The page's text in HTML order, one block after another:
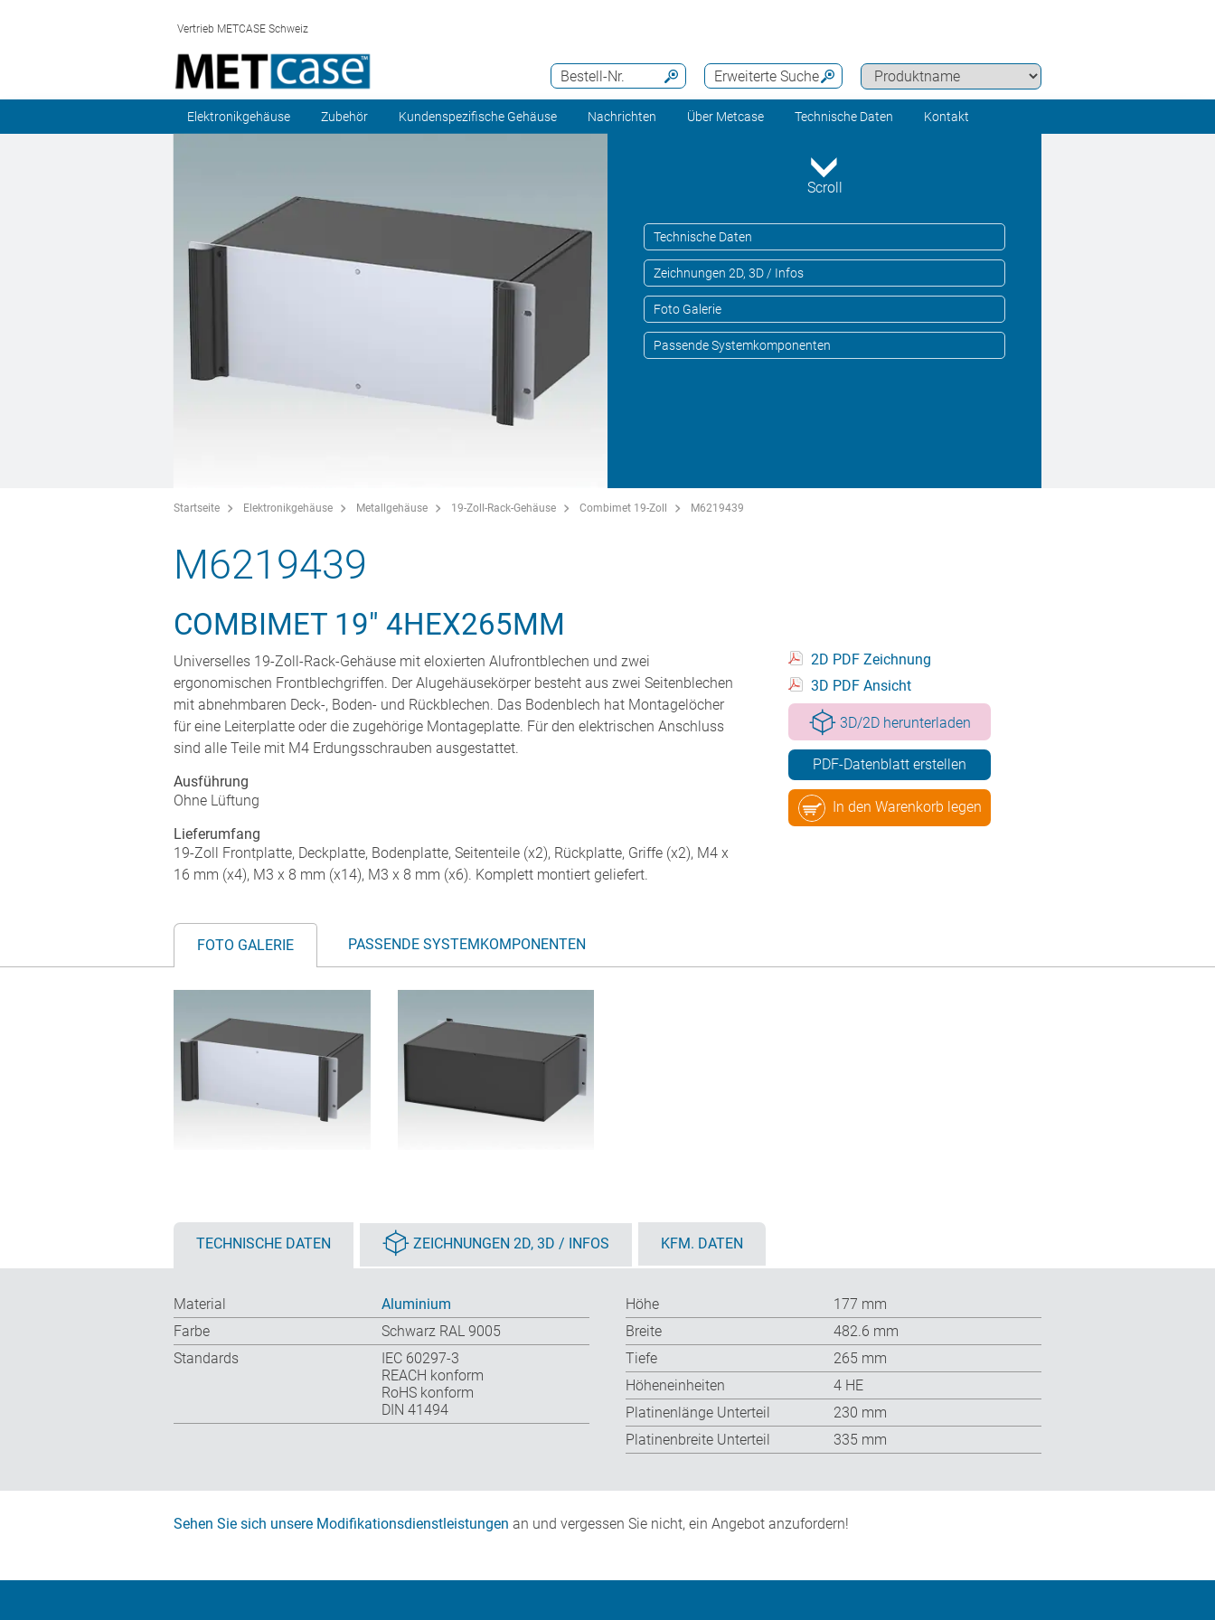
Vertrieb METCASE Schweiz
Erweiterte Suche
Bestell-Nr.
Elektronikgehäuse Zubehör Kundenspezifische Gehäuse Nachrichten Über Metcase Technische Daten Kontakt
Scroll
Technische Daten
Zeichnungen 2D, 3D / Infos
Foto Galerie
Passende Systemkomponenten
Startseite Elektronikgehäuse Metallgehäuse 19-Zoll-Rack-Gehäuse Combimet 19-Zoll M6219439
M6219439
COMBIMET 19" 4HEX265MM
Universelles 19-Zoll-Rack-Gehäuse mit eloxierten Alufrontblechen und zwei
ergonomischen Frontblechgriffen. Der Alugehäusekörper besteht aus zwei Seitenblechen
mit abnehmbaren Deck-, Boden- und Rückblechen. Das Bodenblech hat Montagelöcher
für eine Leiterplatte oder die zugehörige Montageplatte. Für den elektrischen Anschluss
sind alle Teile mit M4 Erdungsschrauben ausgestattet.
Ausführung
Ohne Lüftung
Lieferumfang
19-Zoll Frontplatte, Deckplatte, Bodenplatte, Seitenteile (x2), Rückplatte, Griffe (x2), M4 x
16 mm (x4), M3 x 8 mm (x14), M3 x 8 mm (x6). Komplett montiert geliefert.
2D PDF Zeichnung
3D PDF Ansicht
3D/2D herunterladen
PDF-Datenblatt erstellen
In den Warenkorb legen
FOTO GALERIE PASSENDE SYSTEMKOMPONENTEN
TECHNISCHE DATEN ZEICHNUNGEN 2D, 3D / INFOS KFM. DATEN
Material
Aluminium
Farbe
Schwarz RAL 9005
Standards
IEC 60297-3
REACH konform
RoHS konform
DIN 41494
Höhe
177 mm
Breite
482.6 mm
Tiefe
265 mm
Höheneinheiten
4 HE
Platinenlänge Unterteil
230 mm
Platinenbreite Unterteil
335 mm
Sehen Sie sich unsere Modifikationsdienstleistungen an und vergessen Sie nicht, ein Angebot anzufordern!